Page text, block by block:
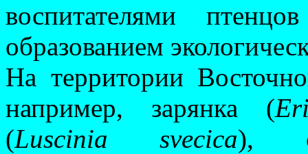
воспитателями
образованием
На территории
например, зарянка (
(Luscinia svecica),